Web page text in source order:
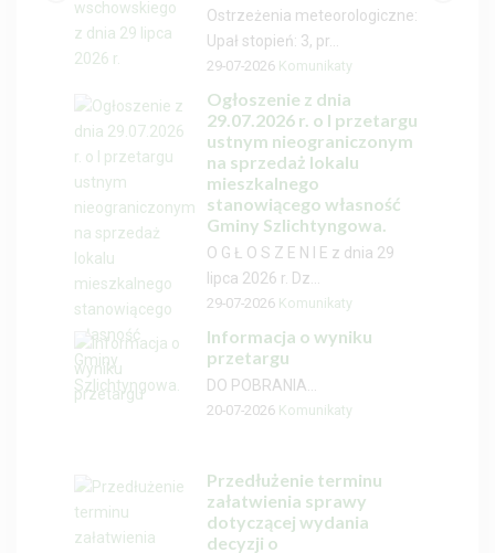
Ostrzeżenia meteorologiczne:
Upał stopień: 3, pr...
29-07-2026 Komunikaty
Ogłoszenie z dnia
29.07.2026 r. o I przetargu
ustnym nieograniczonym
na sprzedaż lokalu
mieszkalnego
stanowiącego własność
Gminy Szlichtyngowa.
O G Ł O S Z E N I E z dnia 29
lipca 2026 r. Dz...
29-07-2026 Komunikaty
Informacja o wyniku
przetargu
DO POBRANIA...
20-07-2026 Komunikaty
Przedłużenie terminu
załatwienia sprawy
dotyczącej wydania
decyzji o